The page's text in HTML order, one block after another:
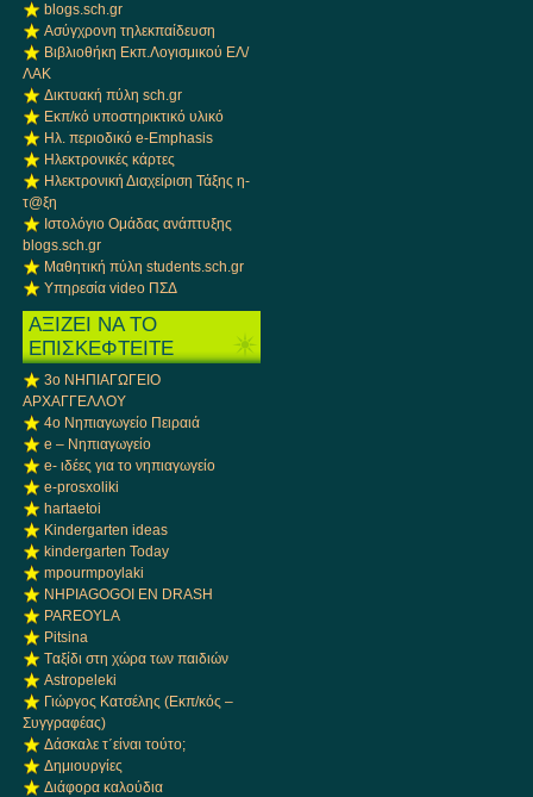
blogs.sch.gr
Ασύγχρονη τηλεκπαίδευση
Βιβλιοθήκη Εκπ.Λογισμικού ΕΛ/
ΛΑΚ
Δικτυακή πύλη sch.gr
Εκπ/κό υποστηρικτικό υλικό
Ηλ. περιοδικό e-Emphasis
Ηλεκτρονικές κάρτες
Ηλεκτρονική Διαχείριση Τάξης η-
τ@ξη
Ιστολόγιο Ομάδας ανάπτυξης
blogs.sch.gr
Μαθητική πύλη students.sch.gr
Υπηρεσία video ΠΣΔ
ΑΞΙΖΕΙ ΝΑ ΤΟ
ΕΠΙΣΚΕΦΤΕΙΤΕ
3ο ΝΗΠΙΑΓΩΓΕΙΟ
ΑΡΧΑΓΓΕΛΛΟΥ
4ο Νηπιαγωγείο Πειραιά
e – Νηπιαγωγείο
e- ιδέες για το νηπιαγωγείο
e-prosxoliki
hartaetoi
Kindergarten ideas
kindergarten Today
mpourmpoylaki
NHPIAGOGOI EN DRASH
PAREOYLA
Pitsina
Tαξίδι στη χώρα των παιδιών
Αstropeleki
Γιώργος Κατσέλης (Εκπ/κός –
Συγγραφέας)
Δάσκαλε τ΄είναι τούτο;
Δημιουργίες
Διάφορα καλούδια